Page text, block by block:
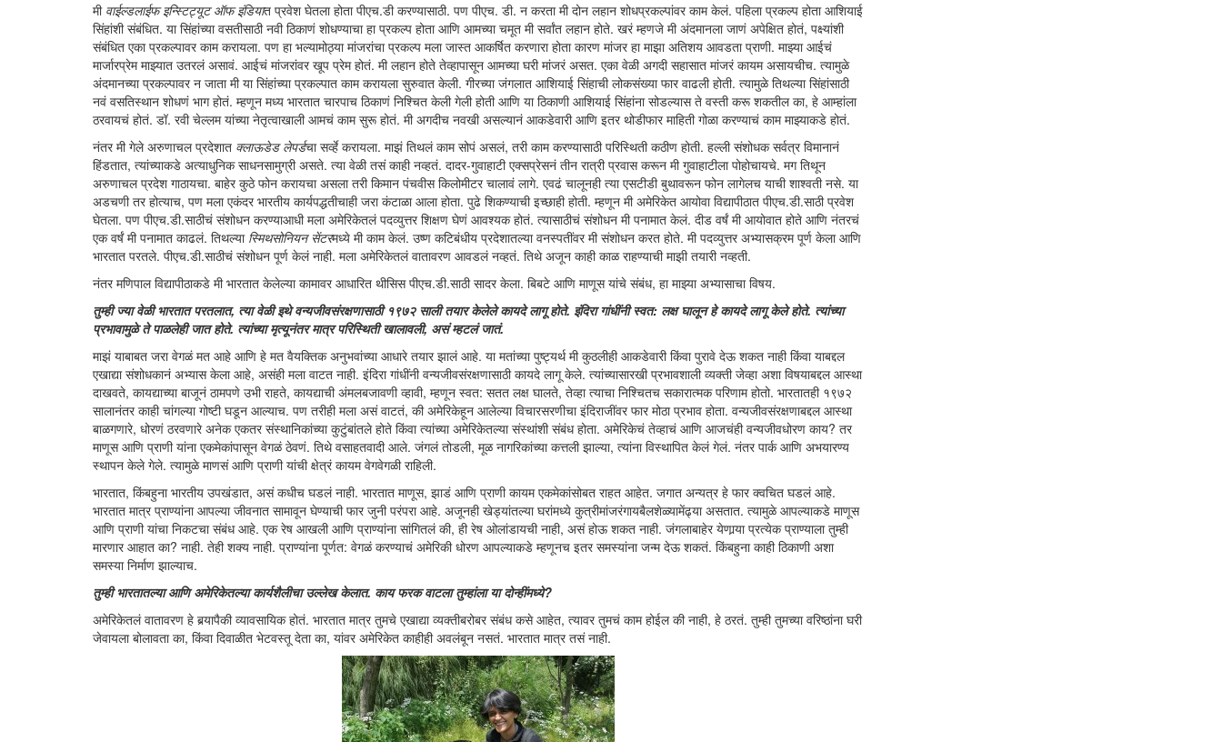
मी वाईल्डलाईफ इन्स्टिट्यूट ऑफ इंडियात प्रवेश घेतला होता पीएच.डी करण्यासाठी. पण पीएच. डी. न करता मी दोन लहान शोधप्रकल्पांवर काम केलं. पहिला प्रकल्प होता आशियाई
सिंहांशी संबंधित. या सिंहांच्या वसतीसाठी नवी ठिकाणं शोधण्याचा हा प्रकल्प होता आणि आमच्या चमूत मी सर्वांत लहान होते. खरं म्हणजे मी अंदमानला जाणं अपेक्षित होतं, पक्ष्यांशी
संबंधित एका प्रकल्पावर काम करायला. पण हा भल्यामोठ्या मांजरांचा प्रकल्प मला जास्त आकर्षित करणारा होता कारण मांजर हा माझा अतिशय आवडता प्राणी. माझ्या आईचं
मार्जारप्रेम माझ्यात उतरलं असावं. आईचं मांजरांवर खूप प्रेम होतं. मी लहान होते तेव्हापासून आमच्या घरी मांजरं असत. एका वेळी अगदी सहासात मांजरं कायम असायचीच. त्यामुळे
अंदमानच्या प्रकल्पावर न जाता मी या सिंहांच्या प्रकल्पात काम करायला सुरुवात केली. गीरच्या जंगलात आशियाई सिंहाची लोकसंख्या फार वाढली होती. त्यामुळे तिथल्या सिंहांसाठी
नवं वसतिस्थान शोधणं भाग होतं. म्हणून मध्य भारतात चारपाच ठिकाणं निश्चित केली गेली होती आणि या ठिकाणी आशियाई सिंहांना सोडल्यास ते वस्ती करू शकतील का, हे आम्हांला
ठरवायचं होतं. डॉ. रवी चेल्लम यांच्या नेतृत्वाखाली आमचं काम सुरू होतं. मी अगदीच नवखी असल्यानं आकडेवारी आणि इतर थोडीफार माहिती गोळा करण्याचं काम माझ्याकडे होतं.
नंतर मी गेले अरुणाचल प्रदेशात क्लाऊडेड लेपर्डचा सर्व्हे करायला. माझं तिथलं काम सोपं असलं, तरी काम करण्यासाठी परिस्थिती कठीण होती. हल्ली संशोधक सर्वत्र विमानानं
हिंडतात, त्यांच्याकडे अत्याधुनिक साधनसामुग्री असते. त्या वेळी तसं काही नव्हतं. दादर-गुवाहाटी एक्सप्रेसनं तीन रात्री प्रवास करून मी गुवाहाटीला पोहोचायचे. मग तिथून
अरुणाचल प्रदेश गाठायचा. बाहेर कुठे फोन करायचा असला तरी किमान पंचवीस किलोमीटर चालावं लागे. एवढं चालूनही त्या एसटीडी बुथावरून फोन लागेलच याची शाश्वती नसे. या
अडचणी तर होत्याच, पण मला एकंदर भारतीय कार्यपद्धतीचाही जरा कंटाळा आला होता. पुढे शिकण्याची इच्छाही होती. म्हणून मी अमेरिकेत आयोवा विद्यापीठात पीएच.डी.साठी प्रवेश
घेतला. पण पीएच.डी.साठीचं संशोधन करण्याआधी मला अमेरिकेतलं पदव्युत्तर शिक्षण घेणं आवश्यक होतं. त्यासाठीचं संशोधन मी पनामात केलं. दीड वर्षं मी आयोवात होते आणि नंतरचं
एक वर्षं मी पनामात काढलं. तिथल्या स्मिथसोनियन सेंटरमध्ये मी काम केलं. उष्ण कटिबंधीय प्रदेशातल्या वनस्पतींवर मी संशोधन करत होते. मी पदव्युत्तर अभ्यासक्रम पूर्ण केला आणि
भारतात परतले. पीएच.डी.साठीचं संशोधन पूर्ण केलं नाही. मला अमेरिकेतलं वातावरण आवडलं नव्हतं. तिथे अजून काही काळ राहण्याची माझी तयारी नव्हती.
नंतर मणिपाल विद्यापीठाकडे मी भारतात केलेल्या कामावर आधारित थीसिस पीएच.डी.साठी सादर केला. बिबटे आणि माणूस यांचे संबंध, हा माझ्या अभ्यासाचा विषय.
तुम्ही ज्या वेळी भारतात परतलात, त्या वेळी इथे वन्यजीवसंरक्षणासाठी १९७२ साली तयार केलेले कायदे लागू होते. इंदिरा गांधींनी स्वत: लक्ष घालून हे कायदे लागू केले होते. त्यांच्या
प्रभावामुळे ते पाळलेही जात होते. त्यांच्या मृत्यूनंतर मात्र परिस्थिती खालावली, असं म्हटलं जातं.
माझं याबाबत जरा वेगळं मत आहे आणि हे मत वैयक्तिक अनुभवांच्या आधारे तयार झालं आहे. या मतांच्या पुष्ट्यर्थ मी कुठलीही आकडेवारी किंवा पुरावे देऊ शकत नाही किंवा याबद्दल
एखाद्या संशोधकानं अभ्यास केला आहे, असंही मला वाटत नाही. इंदिरा गांधींनी वन्यजीवसंरक्षणासाठी कायदे लागू केले. त्यांच्यासारखी प्रभावशाली व्यक्ती जेव्हा अशा विषयाबद्दल आस्था
दाखवते, कायद्याच्या बाजूनं ठामपणे उभी राहते, कायद्याची अंमलबजावणी व्हावी, म्हणून स्वत: सतत लक्ष घालते, तेव्हा त्याचा निश्चितच सकारात्मक परिणाम होतो. भारतातही १९७२
सालानंतर काही चांगल्या गोष्टी घडून आल्याच. पण तरीही मला असं वाटतं, की अमेरिकेहून आलेल्या विचारसरणीचा इंदिराजींवर फार मोठा प्रभाव होता. वन्यजीवसंरक्षणाबद्दल आस्था
बाळगणारे, धोरणं ठरवणारे अनेक एकतर संस्थानिकांच्या कुटुंबांतले होते किंवा त्यांच्या अमेरिकेतल्या संस्थांशी संबंध होता. अमेरिकेचं तेव्हाचं आणि आजचंही वन्यजीवधोरण काय? तर
माणूस आणि प्राणी यांना एकमेकांपासून वेगळं ठेवणं. तिथे वसाहतवादी आले. जंगलं तोडली, मूळ नागरिकांच्या कत्तली झाल्या, त्यांना विस्थापित केलं गेलं. नंतर पार्क आणि अभयारण्य
स्थापन केले गेले. त्यामुळे माणसं आणि प्राणी यांची क्षेत्रं कायम वेगवेगळी राहिली.
भारतात, किंबहुना भारतीय उपखंडात, असं कधीच घडलं नाही. भारतात माणूस, झाडं आणि प्राणी कायम एकमेकांसोबत राहत आहेत. जगात अन्यत्र हे फार क्वचित घडलं आहे.
भारतात मात्र प्राण्यांना आपल्या जीवनात सामावून घेण्याची फार जुनी परंपरा आहे. अजूनही खेड्यांतल्या घरांमध्ये कुत्रीमांजरंगायबैलशेळ्यामेंढ्या असतात. त्यामुळे आपल्याकडे माणूस
आणि प्राणी यांचा निकटचा संबंध आहे. एक रेष आखली आणि प्राण्यांना सांगितलं की, ही रेष ओलांडायची नाही, असं होऊ शकत नाही. जंगलाबाहेर येणार्‍या प्रत्येक प्राण्याला तुम्ही
मारणार आहात का? नाही. तेही शक्य नाही. प्राण्यांना पूर्णत: वेगळं करण्याचं अमेरिकी धोरण आपल्याकडे म्हणूनच इतर समस्यांना जन्म देऊ शकतं. किंबहुना काही ठिकाणी अशा
समस्या निर्माण झाल्याच.
तुम्ही भारतातल्या आणि अमेरिकेतल्या कार्यशैलीचा उल्लेख केलात. काय फरक वाटला तुम्हांला या दोन्हींमध्ये?
अमेरिकेतलं वातावरण हे बर्‍यापैकी व्यावसायिक होतं. भारतात मात्र तुमचे एखाद्या व्यक्तीबरोबर संबंध कसे आहेत, त्यावर तुमचं काम होईल की नाही, हे ठरतं. तुम्ही तुमच्या वरिष्ठांना घरी
जेवायला बोलावता का, किंवा दिवाळीत भेटवस्तू देता का, यांवर अमेरिकेत काहीही अवलंबून नसतं. भारतात मात्र तसं नाही.